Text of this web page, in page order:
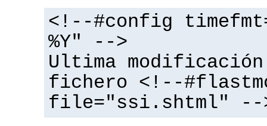
<!--#config
%Y" -->
Ultima
fichero <!--
file="ssi.shtml" --